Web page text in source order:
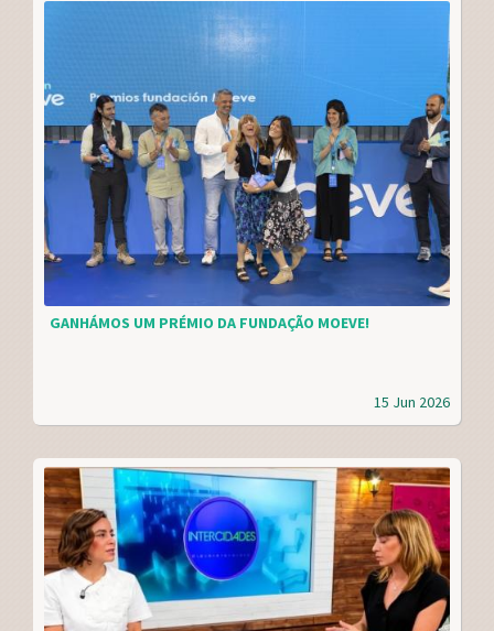
15 Jun 2026
GANHÁMOS UM PRÉMIO DA FUNDAÇÃO MOEVE!